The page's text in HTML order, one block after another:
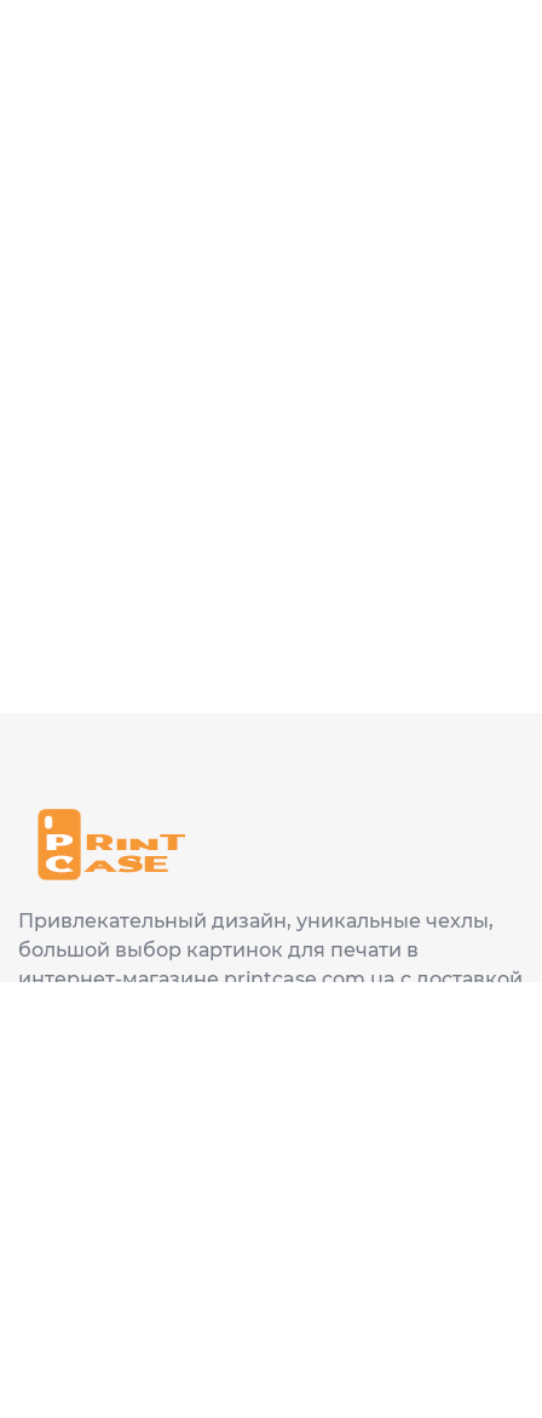
Привлекательный дизайн, уникальные чехлы,
большой выбор картинок для печати в
интернет-магазине printcase.com.ua с доставкой